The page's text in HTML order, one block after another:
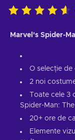
Marvel's Spider-
O selecție
2 noi
Toate cele 3
Spider-Man:
20+ ore de
Elemente